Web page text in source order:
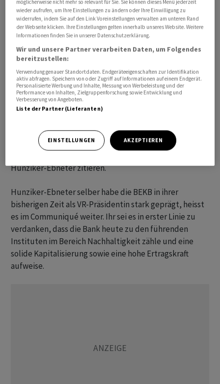
Die bekannte Managerin und ehemalige Börsenchefin
Antoinette Hunziker-Ebneter gibt das Präsidium der
Berner Kantonalbank(BEKB) nach elf Jahren ab. Ihre
Nachfolge soll laut Mitteilung vom Dienstag Annelis
Lüscher Hämmerli antreten. Diese gehört dem
Verwaltungsrat seit 2019 an. Sie ist heute ausserdem
Finanzchefin der VersicherungsgruppeHelvetia, gibt
diesen Posten aber bis spätestens Ende April 2026 ab,
wie seit kurzem bekannt ist.
Lüscher Hämmerli habe sich in einem mehrstufigen
Auswahlverfahren durchgesetzt und sei ihre
Hunziker-Ebneter zitieren.
Hunziker-Ebneter selber habe die BEKB in ihrer
bisherigen Zeit als VR-Präsidentin stark geprägt, heisst
es im Communiqué weiter. Ihr sei es in erster Linie zu
verdanken, dass die Bank heute zu den führenden
Instituten im Bereich Nachhaltigkeit zähle und eine
solide Kapitalisierung sowie eine hohe Ertragskraft
aufweise.
möglicherweise nicht mehr so relevant für Sie. Sie können dieses Menü jederzeit
wieder aufrufen, um Ihre Einstellungen zu ändern oder Ihre Einwilligung zu
widerrufen, indem Sie auf den Link Voreinstellungen verwalten am unteren Rand
der Webseite klicken. Ihre Einstellungen gelten innerhalb unseres Website. Weitere
Informationen finden Sie in unserer Datenschutzerklärung.
Wir und unsere Partner verarbeiten Daten, um Folgendes
bereitzustellen:
Verwendung genauer Standortdaten. Endgeräteeigenschaften zur Identifikation
aktiv abfragen. Speichern von oder Zugriff auf Informationen auf einem Endgerät.
Personalisierte Werbung und Inhalte, Messung von Werbeleistung und der
Performance von Inhalten, Zielgruppenforschung sowie Entwicklung und
Verbesserung von Angeboten.
Liste der Partner (Lieferanten)
EINSTELLUNGEN AKZEPTIEREN